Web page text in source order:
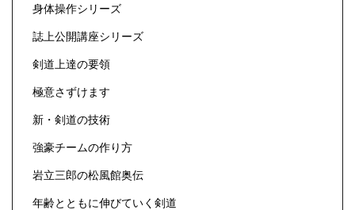
身体操作シリーズ
誌上公開講座シリーズ
剣道上達の要領
極意さずけます
新・剣道の技術
強豪チームの作り方
岩立三郎の松風館奥伝
年齢とともに伸びていく剣道